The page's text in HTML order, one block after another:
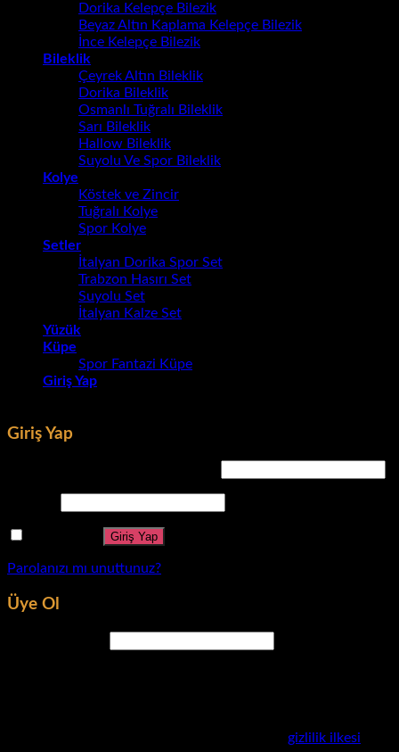
Dorika Kelepçe Bilezik
Beyaz Altın Kaplama Kelepçe Bilezik
İnce Kelepçe Bilezik
Bileklik
Çeyrek Altın Bileklik
Dorika Bileklik
Osmanlı Tuğralı Bileklik
Sarı Bileklik
Hallow Bileklik
Suyolu Ve Spor Bileklik
Kolye
Köstek ve Zincir
Tuğralı Kolye
Spor Kolye
Setler
İtalyan Dorika Spor Set
Trabzon Hasırı Set
Suyolu Set
İtalyan Kalze Set
Yüzük
Küpe
Spor Fantazi Küpe
Giriş Yap
Giriş Yap
Giriş Yap
Parolanızı mı unuttunuz?
Üye Ol
gizlilik ilkesi